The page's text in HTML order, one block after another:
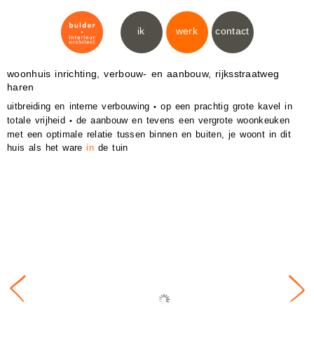
ik werk contact
woonhuis inrichting, verbouw- en aanbouw, rijksstraatweg
haren
uitbreiding en interne verbouwing• op een prachtig grote kavel in
totale vrijheid • de aanbouw en tevens een vergrote woonkeuken
met een optimale relatie tussen binnen en buiten, je woont in dit
huis als het warein de tuin